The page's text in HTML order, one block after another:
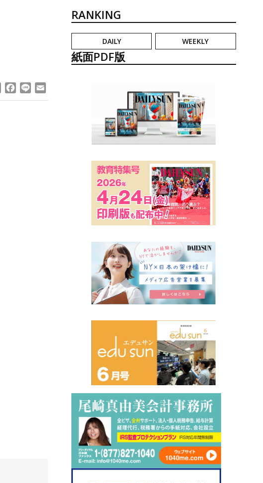
Facebook
Line
RANKING
DAILY WEEKLY
紙面PDF版